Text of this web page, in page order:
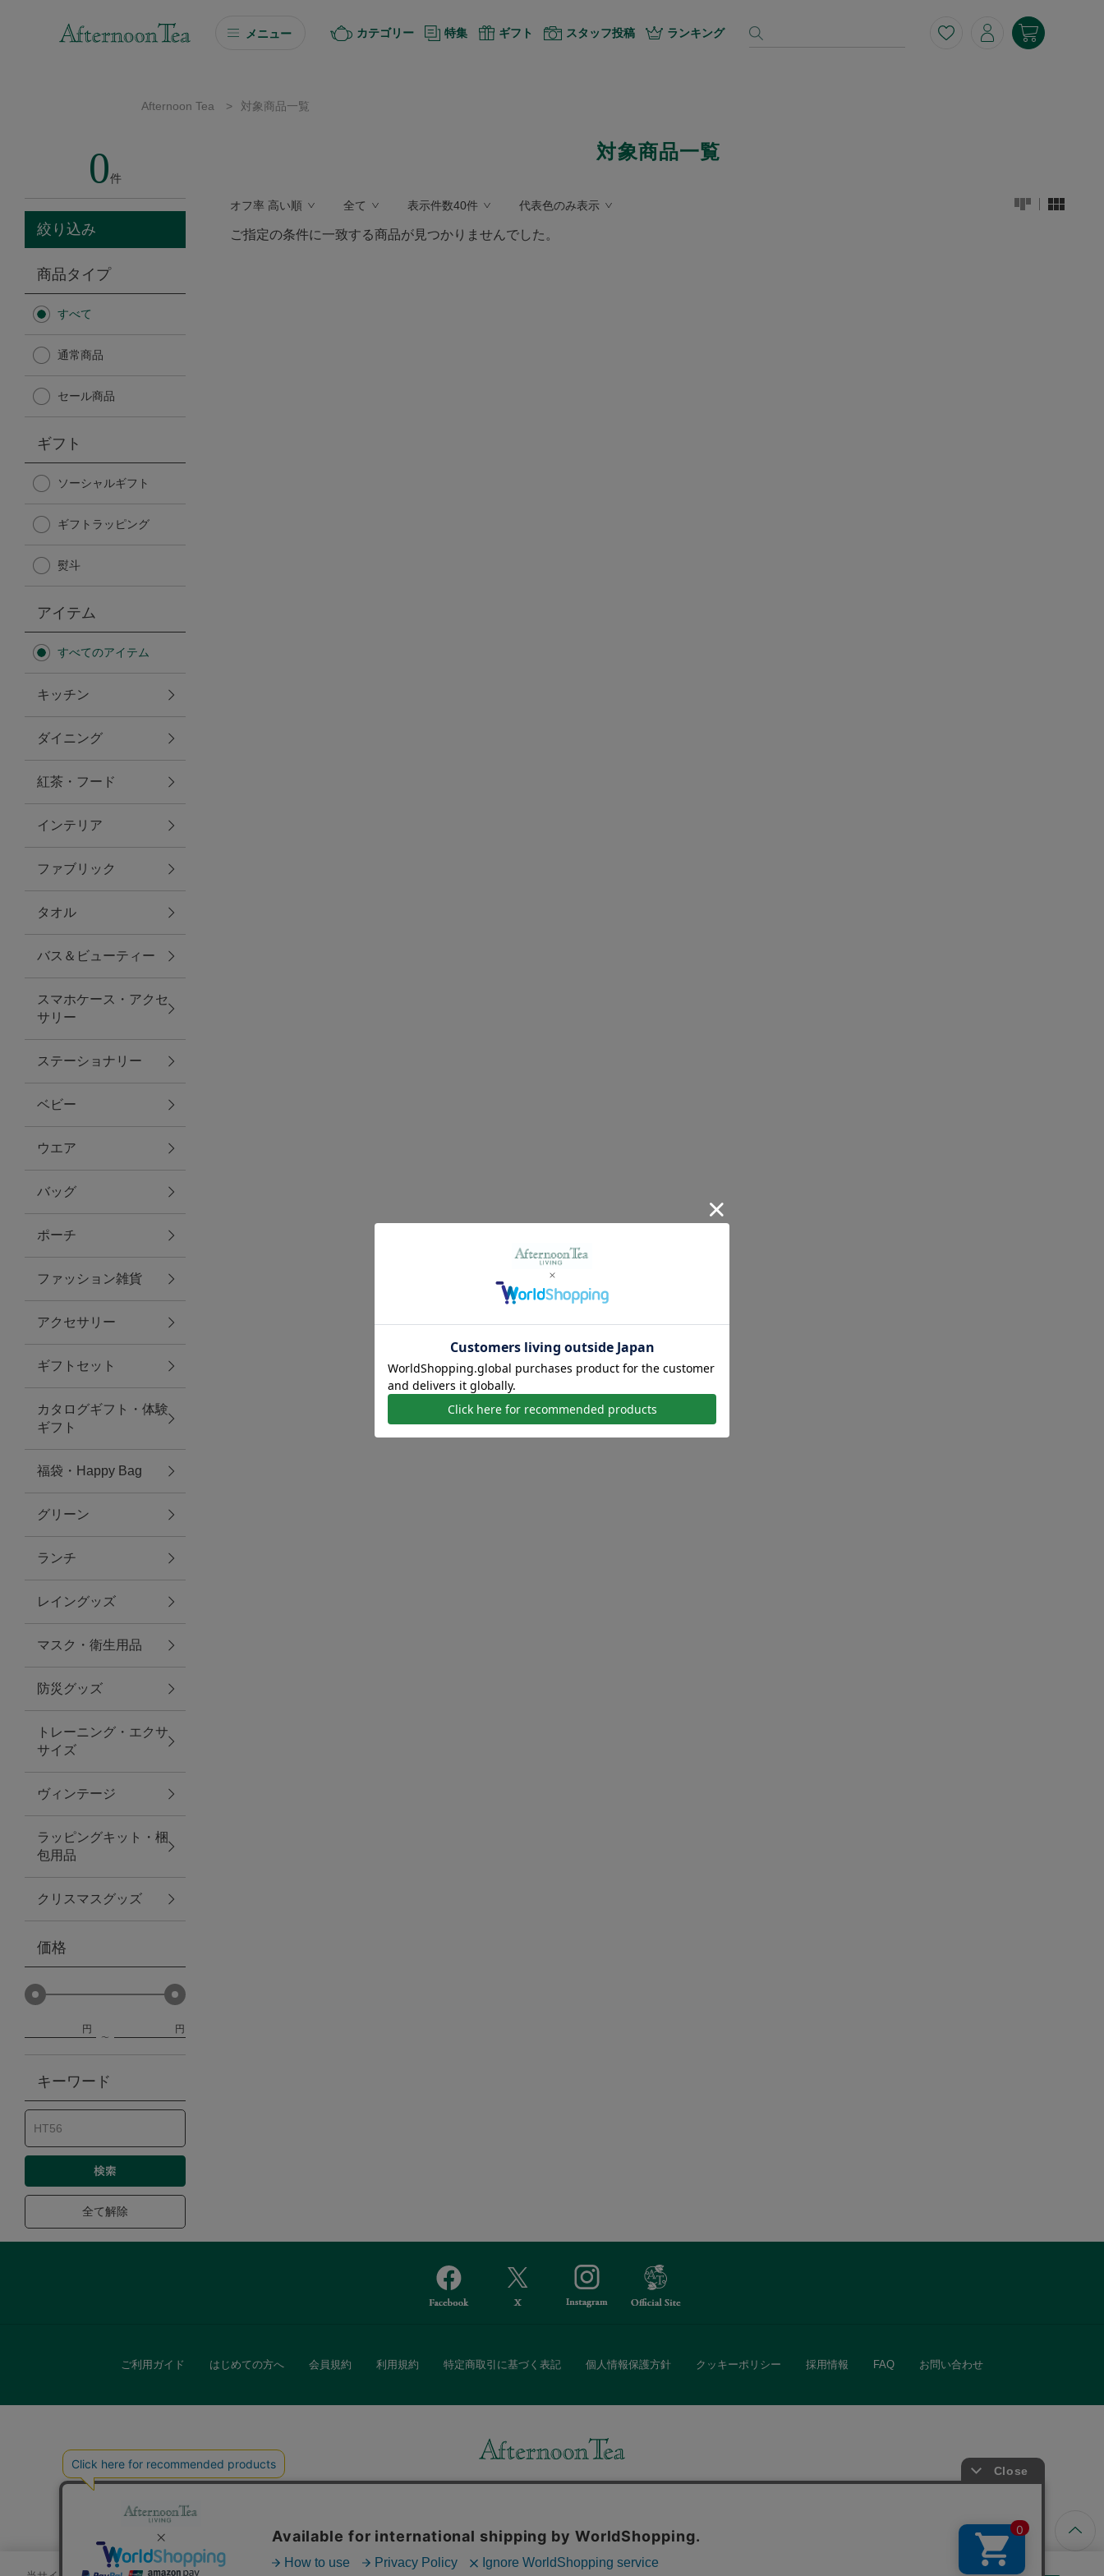
メニュー
ソーシャルギフト
カタログギフト
Afternoon Tea TEAROOM
Afternoon Tea TEAROOM
日傘
保冷バッグ
無重力シリーズ
トラベルグッズ
ランチ
バッグ
キッチン・ダイニング
ダイニング
キッチン
ファブリック
グリーン
バス＆ビューティー
バス＆ビューティー
タオル
ウエア＆バッグ
ウエア
レイングッズ
アクセサリー
ファッション雑貨
ファッショングッズ
スマホケース・アクセサリー
ポーチ
ステーショナリー
その他
紅茶・フード
防災グッズ・非常食
トレーニング
ヴィンテージ
カテゴリー 特集 ギフト スタッフ投稿 ランキング
Afternoon Tea > 対象商品一覧
0件
絞り込み
商品タイプ
すべて
通常商品
セール商品
ギフト
ソーシャルギフト
ギフトラッピング
熨斗
アイテム
すべてのアイテム
キッチン
ダイニング
紅茶・フード
インテリア
ファブリック
タオル
バス＆ビューティー
スマホケース・アクセ
サリー
ステーショナリー
ベビー
ウエア
バッグ
ポーチ
ファッション雑貨
アクセサリー
ギフトセット
カタログギフト・体験
ギフト
福袋・Happy Bag
グリーン
ランチ
レイングッズ
マスク・衛生用品
防災グッズ
トレーニング・エクサ
サイズ
ヴィンテージ
ラッピングキット・梱
包用品
クリスマスグッズ
価格
円 円
キーワード
全て解除
対象商品一覧
オフ率 高い順 全て 表示件数40件 代表色のみ表示
ご指定の条件に一致する商品が見つかりませんでした。
ご利用ガイド はじめての方へ 会員規約 利用規約 特定商取引に基づく表記 個人情報保護方針 クッキーポリシー 採用情報 FAQ お問い合わせ
また、ギフトセットなどギフトにぴったりの豊富な商品がラインナップ。
「ソーシャルギフト」サービスもご提供しています。